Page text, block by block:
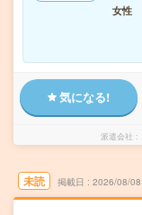
女性
気になる!
派遣会社
未読 掲載日 2026/08/08